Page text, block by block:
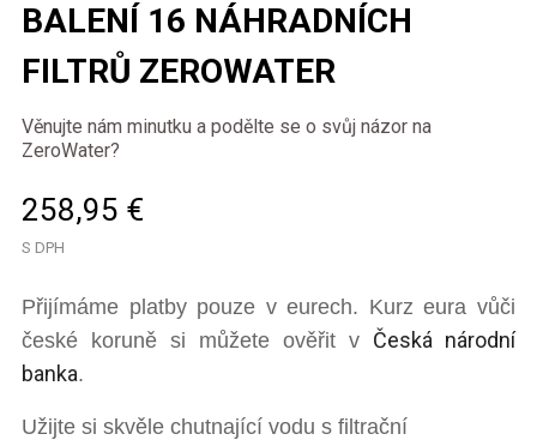
BALENÍ 16 NÁHRADNÍCH
FILTRŮ ZEROWATER
Věnujte nám minutku a podělte se o svůj názor na
ZeroWater?
258,95 €
S DPH
Přijímáme platby pouze v eurech. Kurz eura vůči
české koruně si můžete ověřit v Česká národní
banka.
Užijte si skvěle chutnající vodu s filtrační